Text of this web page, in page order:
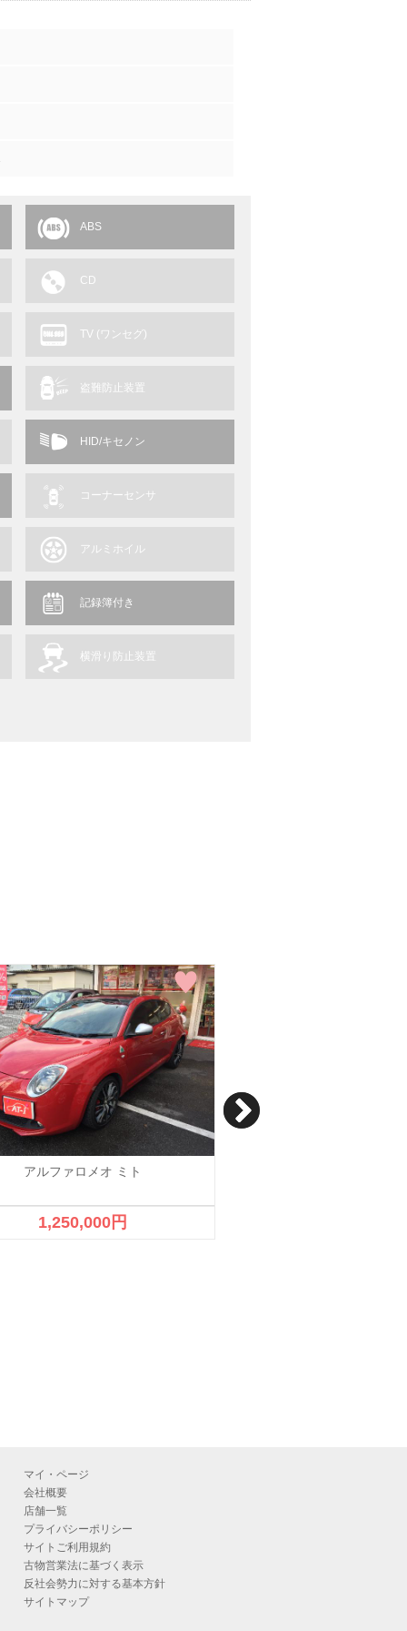
ABS
CD
TV (ワンセグ)
盗難防止装置
HID/キセノン
コーナーセンサ
アルミホイル
記録簿付き
横滑り防止装置
アルファロメオ ミト
1,250,000円
マイ・ページ
会社概要
店舗一覧
プライバシーポリシー
サイトご利用規約
古物営業法に基づく表示
反社会勢力に対する基本方針
サイトマップ